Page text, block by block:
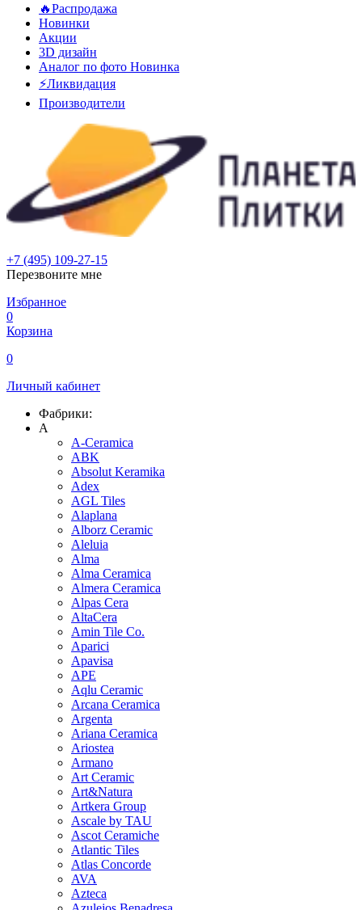
🔥Распродажа
Новинки
Акции
3D дизайн
Аналог по фото Новинка
⚡Ликвидация
Производители
+7 (495) 109-27-15
Перезвоните мне
Избранное
0
Корзина
0
Личный кабинет
Фабрики:
A
A-Ceramica
ABK
Absolut Keramika
Adex
AGL Tiles
Alaplana
Alborz Ceramic
Aleluia
Alma
Alma Ceramica
Almera Ceramica
Alpas Cera
AltaCera
Amin Tile Co.
Aparici
Apavisa
APE
Aqlu Ceramic
Arcana Ceramica
Argenta
Ariana Ceramica
Ariostea
Armano
Art Ceramic
Art&Natura
Artkera Group
Ascale by TAU
Ascot Ceramiche
Atlantic Tiles
Atlas Concorde
AVA
Azteca